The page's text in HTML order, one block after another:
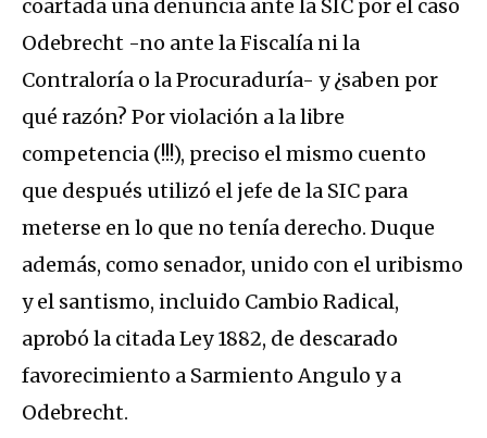
coartada una denuncia ante la SIC por el caso
Odebrecht -no ante la Fiscalía ni la
Contraloría o la Procuraduría- y ¿saben por
qué razón? Por violación a la libre
competencia (!!!), preciso el mismo cuento
que después utilizó el jefe de la SIC para
meterse en lo que no tenía derecho. Duque
además, como senador, unido con el uribismo
y el santismo, incluido Cambio Radical,
aprobó la citada Ley 1882, de descarado
favorecimiento a Sarmiento Angulo y a
Odebrecht.